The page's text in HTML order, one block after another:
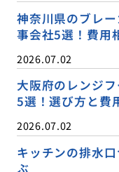
神奈川県のブレ
事会社5選！費用
2026.07.02
大阪府のレンジ
5選！選び方と費
2026.07.02
キッチンの排水
ぶ